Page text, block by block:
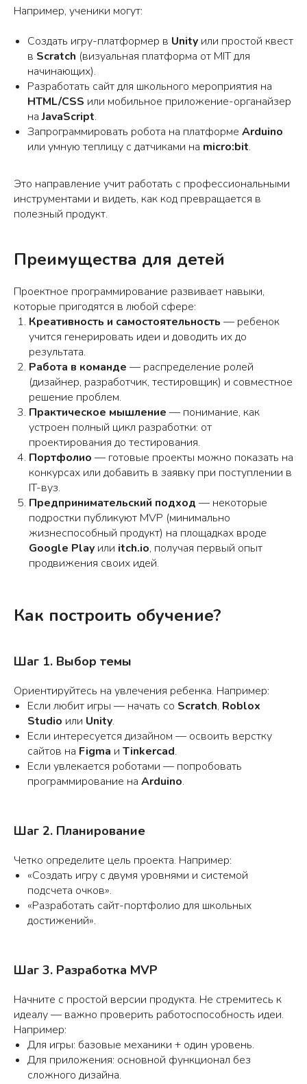
Например, ученики могут:
Создать игру-платформер в Unity или простой квест
в Scratch (визуальная платформа от MIT для
начинающих).
Разработать сайт для школьного мероприятия на
HTML/CSS или мобильное приложение-органайзер
наJavaScript.
Запрограммировать робота на платформе Arduino
или умную теплицу с датчиками на micro:bit.
Это направление учит работать с профессиональными
инструментами и видеть, как код превращается в
полезный продукт.
Преимущества для детей
Проектное программирование развивает навыки,
которые пригодятся в любой сфере:
Креативность и самостоятельность — ребенок
учится генерировать идеи и доводить их до
результата.
Работа в команде — распределение ролей
(дизайнер, разработчик, тестировщик) и совместное
решение проблем.
Практическое мышление — понимание, как
устроен полный цикл разработки: от
проектирования до тестирования.
Портфолио — готовые проекты можно показать на
конкурсах или добавить в заявку при поступлении в
IT-вуз.
Предпринимательский подход — некоторые
подростки публикуют MVP (минимально
жизнеспособный продукт) на площадках вроде
Google Play или itch.io, получая первый опыт
продвижения своих идей.
Как построить обучение?
Шаг 1. Выбор темы
Ориентируйтесь на увлечения ребенка. Например:
Если любит игры — начать со Scratch, Roblox
Studio или Unity.
Если интересуется дизайном — освоить верстку
сайтов на Figma и Tinkercad.
Если увлекается роботами — попробовать
программирование на Arduino.
Шаг 2. Планирование
Четко определите цель проекта. Например:
«Создать игру с двумя уровнями и системой
подсчета очков».
«Разработать сайт-портфолио для школьных
достижений».
Шаг 3. Разработка MVP
Начните с простой версии продукта. Не стремитесь к
идеалу — важно проверить работоспособность идеи.
Например:
Для игры: базовые механики + один уровень.
Для приложения: основной функционал без
сложного дизайна.